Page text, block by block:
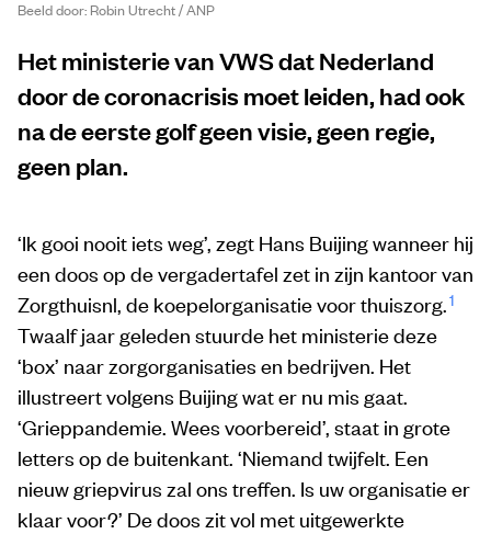
Beeld door: Robin Utrecht / ANP
Het ministerie van VWS dat Nederland
door de coronacrisis moet leiden, had ook
na de eerste golf geen visie, geen regie,
geen plan.
‘Ik gooi nooit iets weg’, zegt Hans Buijing wanneer hij
een doos op de vergadertafel zet in zijn kantoor van
Zorgthuisnl, de koepelorganisatie voor thuiszorg.1
Twaalf jaar geleden stuurde het ministerie deze
‘box’ naar zorgorganisaties en bedrijven. Het
illustreert volgens Buijing wat er nu mis gaat.
‘Grieppandemie. Wees voorbereid’, staat in grote
letters op de buitenkant. ‘Niemand twijfelt. Een
nieuw griepvirus zal ons treffen. Is uw organisatie er
klaar voor?’ De doos zit vol met uitgewerkte